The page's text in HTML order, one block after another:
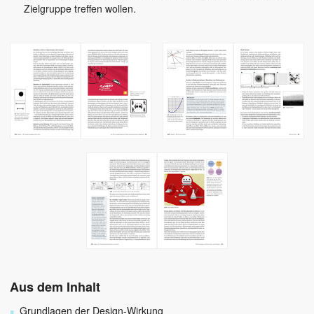
Zielgruppe treffen wollen.
Aus dem Inhalt
Grundlagen der Design-Wirkung